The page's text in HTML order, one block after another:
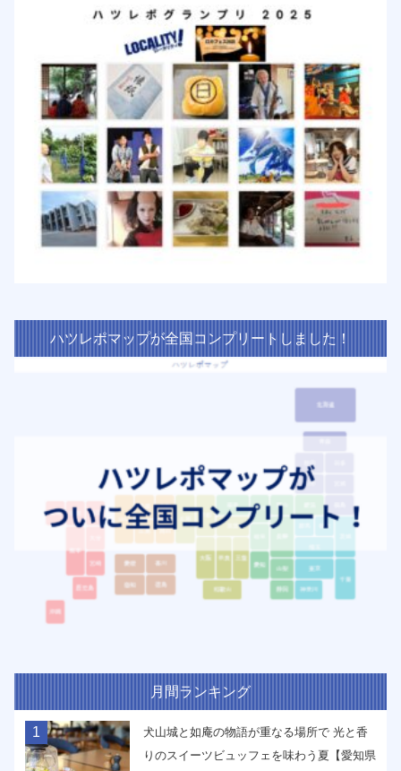
ハツレポマップが全国コンプリートしました！
月間ランキング
1
犬山城と如庵の物語が重なる場所で 光と香
りのスイーツビュッフェを味わう夏【愛知県